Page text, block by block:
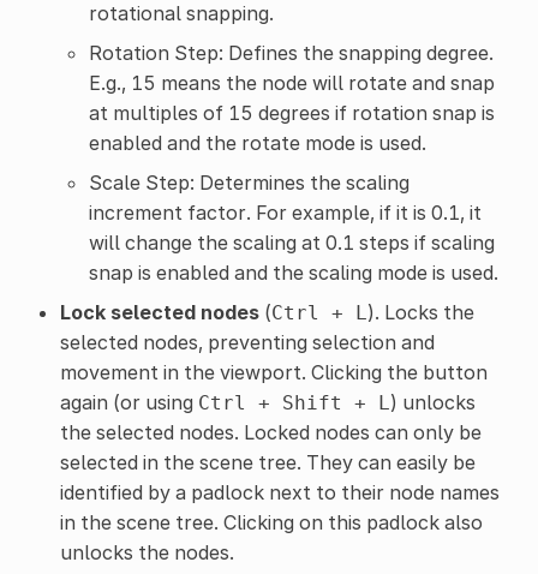
rotational snapping.
Rotation Step: Defines the snapping degree.
E.g., 15 means the node will rotate and snap
at multiples of 15 degrees if rotation snap is
enabled and the rotate mode is used.
Scale Step: Determines the scaling
increment factor. For example, if it is 0.1, it
will change the scaling at 0.1 steps if scaling
snap is enabled and the scaling mode is used.
Lock selected nodes(Ctrl + L). Locks the
selected nodes, preventing selection and
movement in the viewport. Clicking the button
again (or using Ctrl + Shift + L) unlocks
the selected nodes. Locked nodes can only be
selected in the scene tree. They can easily be
identified by a padlock next to their node names
in the scene tree. Clicking on this padlock also
unlocks the nodes.